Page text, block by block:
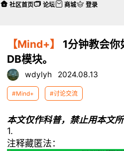
【Mind+】
1分钟教会
DB模块。
wdylyh 2024.08.13
#Mind+ #讨论交流
本文仅作科普，禁止用本文
1.
注释藏匿法：
社区首页 论坛 商城 登录